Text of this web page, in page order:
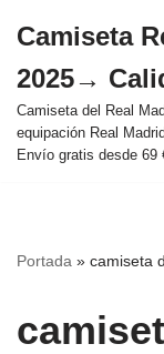
al
contenido
Camiseta
2025→
Camiseta del Real
equipación Real
Envío gratis desde 69
Portada » camiseta